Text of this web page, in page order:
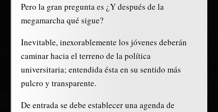
Pero la gran pregunta es ¿Y después de la
megamarcha qué sigue?
Inevitable, inexorablemente los jóvenes deberán
caminar hacia el terreno de la política
universitaria; entendida ésta en su sentido más
pulcro y transparente.
De entrada se debe establecer una agenda de